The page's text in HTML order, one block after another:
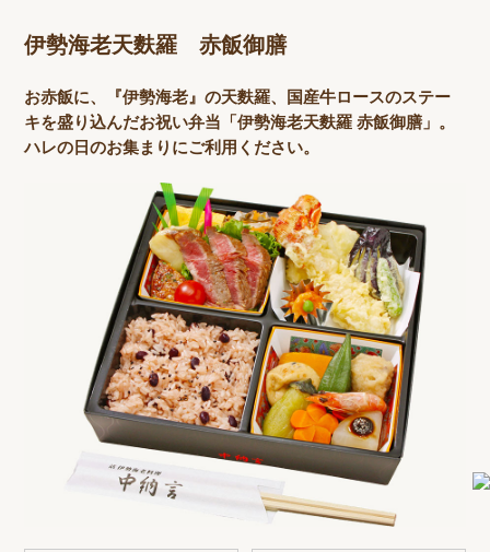
伊勢海老天麩羅 赤飯御膳
お赤飯に、『伊勢海老』の天麩羅、国産牛ロースのステー
キを盛り込んだお祝い弁当「伊勢海老天麩羅 赤飯御膳」。
ハレの日のお集まりにご利用ください。